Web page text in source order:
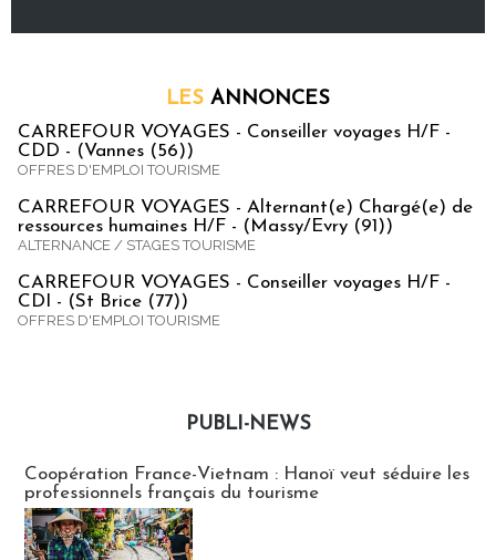
LES ANNONCES
CARREFOUR VOYAGES - Conseiller voyages H/F -
CDD - (Vannes (56))
OFFRES D'EMPLOI TOURISME
CARREFOUR VOYAGES - Alternant(e) Chargé(e) de
ressources humaines H/F - (Massy/Evry (91))
ALTERNANCE / STAGES TOURISME
CARREFOUR VOYAGES - Conseiller voyages H/F -
CDI - (St Brice (77))
OFFRES D'EMPLOI TOURISME
PUBLI-NEWS
Coopération France-Vietnam : Hanoï veut séduire les
professionnels français du tourisme